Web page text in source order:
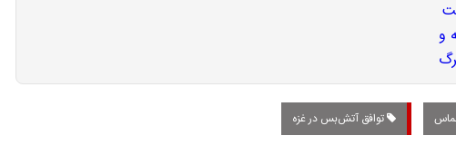
توافق آتش‌بس در غزه